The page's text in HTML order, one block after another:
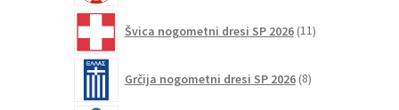
Švica nogometni dresi SP 2026 11izdelkov
Grčija nogometni dresi SP 2026 8izdelkov